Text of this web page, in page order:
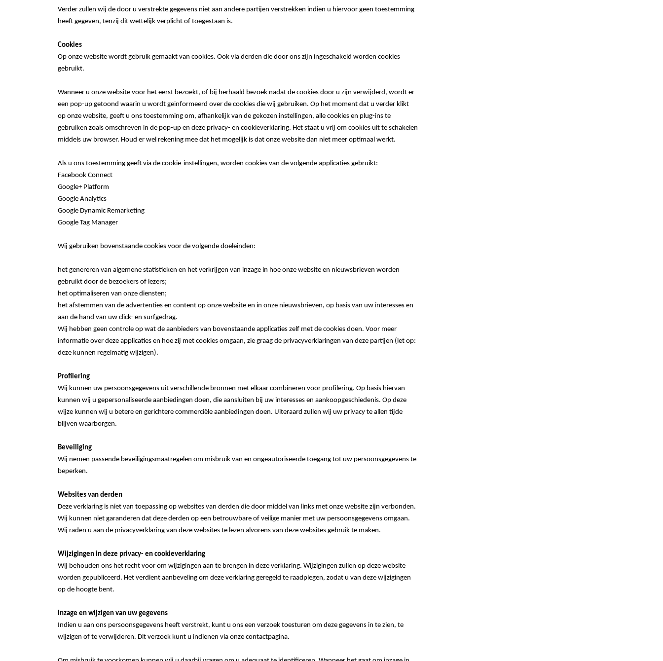
Verder zullen wij de door u verstrekte gegevens niet aan andere partijen verstrekken indien u hiervoor geen toestemming
heeft gegeven, tenzij dit wettelijk verplicht of toegestaan is.
Cookies
Op onze website wordt gebruik gemaakt van cookies. Ook via derden die door ons zijn ingeschakeld worden cookies
gebruikt.
Wanneer u onze website voor het eerst bezoekt, of bij herhaald bezoek nadat de cookies door u zijn verwijderd, wordt er
een pop-up getoond waarin u wordt geïnformeerd over de cookies die wij gebruiken. Op het moment dat u verder klikt
op onze website, geeft u ons toestemming om, afhankelijk van de gekozen instellingen, alle cookies en plug-ins te
gebruiken zoals omschreven in de pop-up en deze privacy- en cookieverklaring. Het staat u vrij om cookies uit te schakelen
middels uw browser. Houd er wel rekening mee dat het mogelijk is dat onze website dan niet meer optimaal werkt.
Als u ons toestemming geeft via de cookie-instellingen, worden cookies van de volgende applicaties gebruikt:
Facebook Connect
Google+ Platform
Google Analytics
Google Dynamic Remarketing
Google Tag Manager
Wij gebruiken bovenstaande cookies voor de volgende doeleinden:
het genereren van algemene statistieken en het verkrijgen van inzage in hoe onze website en nieuwsbrieven worden
gebruikt door de bezoekers of lezers;
het optimaliseren van onze diensten;
het afstemmen van de advertenties en content op onze website en in onze nieuwsbrieven, op basis van uw interesses en
aan de hand van uw click- en surfgedrag.
Wij hebben geen controle op wat de aanbieders van bovenstaande applicaties zelf met de cookies doen. Voor meer
informatie over deze applicaties en hoe zij met cookies omgaan, zie graag de privacyverklaringen van deze partijen (let op:
deze kunnen regelmatig wijzigen).
Profilering
Wij kunnen uw persoonsgegevens uit verschillende bronnen met elkaar combineren voor profilering. Op basis hiervan
kunnen wij u gepersonaliseerde aanbiedingen doen, die aansluiten bij uw interesses en aankoopgeschiedenis. Op deze
wijze kunnen wij u betere en gerichtere commerciële aanbiedingen doen. Uiteraard zullen wij uw privacy te allen tijde
blijven waarborgen.
Beveiliging
Wij nemen passende beveiligingsmaatregelen om misbruik van en ongeautoriseerde toegang tot uw persoonsgegevens te
beperken.
Websites van derden
Deze verklaring is niet van toepassing op websites van derden die door middel van links met onze website zijn verbonden.
Wij kunnen niet garanderen dat deze derden op een betrouwbare of veilige manier met uw persoonsgegevens omgaan.
Wij raden u aan de privacyverklaring van deze websites te lezen alvorens van deze websites gebruik te maken.
Wijzigingen in deze privacy- en cookieverklaring
Wij behouden ons het recht voor om wijzigingen aan te brengen in deze verklaring. Wijzigingen zullen op deze website
worden gepubliceerd. Het verdient aanbeveling om deze verklaring geregeld te raadplegen, zodat u van deze wijzigingen
op de hoogte bent.
Inzage en wijzigen van uw gegevens
Indien u aan ons persoonsgegevens heeft verstrekt, kunt u ons een verzoek toesturen om deze gegevens in te zien, te
wijzigen of te verwijderen. Dit verzoek kunt u indienen via onze contactpagina.